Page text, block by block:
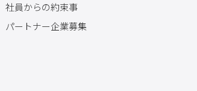
社員からの約束事
パートナー企業募集